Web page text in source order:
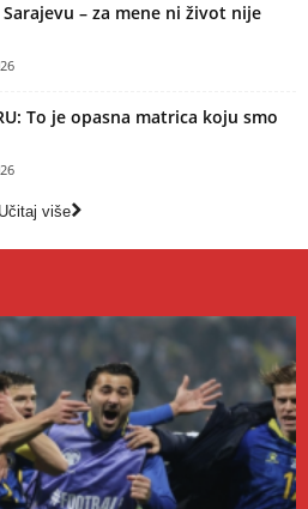
– za mene ni život nije
To je opasna matrica koju smo
Učitaj više